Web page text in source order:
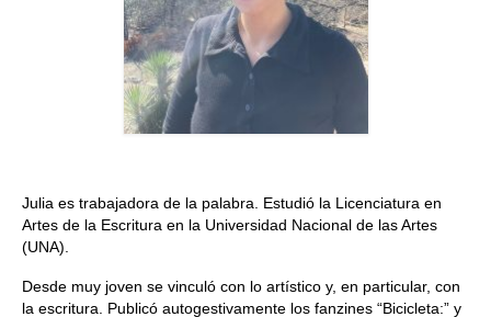
Julia es trabajadora de la palabra. Estudió la Licenciatura en
Artes de la Escritura en la Universidad Nacional de las Artes
(UNA).
Desde muy joven se vinculó con lo artístico y, en particular, con
la escritura. Publicó autogestivamente los fanzines “Bicicleta:” y